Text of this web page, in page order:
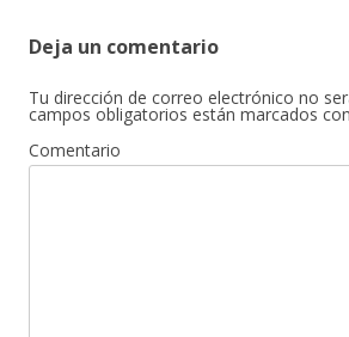
Deja un comentario
Tu dirección de correo electrónico no
campos obligatorios están marcados con
Comentario